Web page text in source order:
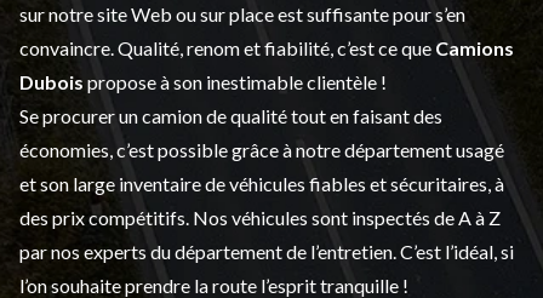
sur notre site Web ou sur place est suffisante pour s’en
convaincre. Qualité, renom et fiabilité, c’est ce que Camions
Dubois propose à son inestimable clientèle !
Se procurer un camion de qualité tout en faisant des
économies, c’est possible grâce à notredépartement usagé
et son large inventaire de véhicules fiables et sécuritaires, à
des prix compétitifs. Nos véhicules sont inspectés de A à Z
par nos experts du département de l’entretien . C’est l’idéal, si
l’on souhaite prendre la route l’esprit tranquille !